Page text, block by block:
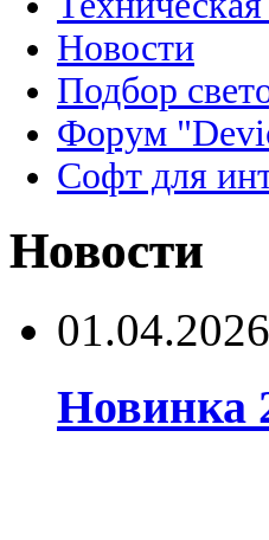
Новости
Подбор
Форум
Софт для
Новости
01.04.2026
Новинка